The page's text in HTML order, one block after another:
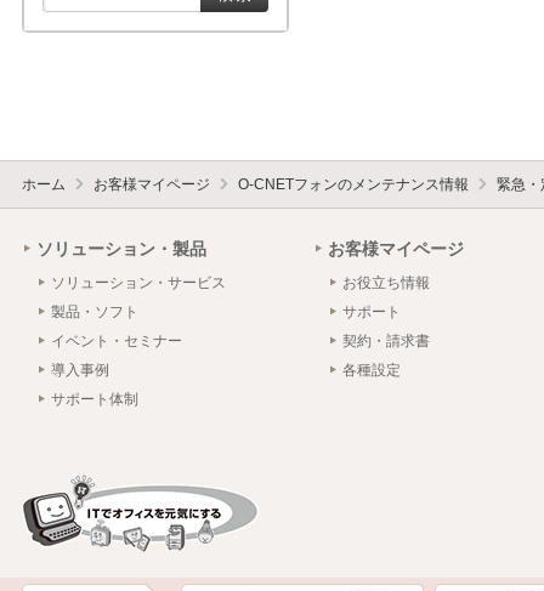
ホーム お客様マイページ O-CNETフォンのメンテナンス情報 緊急・
ソリューション・製品
ソリューション・サービス
製品・ソフト
イベント・セミナー
導入事例
サポート体制
お客様マイページ
お役立ち情報
サポート
契約・請求書
各種設定